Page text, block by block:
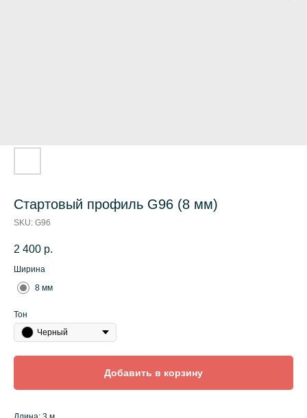
Стартовый профиль G96 (8 мм)
SKU: G96
2 400 р.
Ширина
8 мм
Тон
Черный
Добавить в корзину